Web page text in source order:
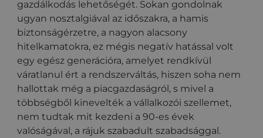
gazdálkodás lehetőségét. Sokan gondolnak
ugyan nosztalgiával az időszakra, a hamis
biztonságérzetre, a nagyon alacsony
hitelkamatokra, ez mégis negatív hatással volt
egy egész generációra, amelyet rendkívül
váratlanul ért a rendszerváltás, hiszen soha nem
hallottak még a piacgazdaságról, s mivel a
többségből kinevelték a vállalkozói szellemet,
nem tudtak mit kezdeni a 90-es évek
valóságával, a rájuk szabadult szabadsággal.